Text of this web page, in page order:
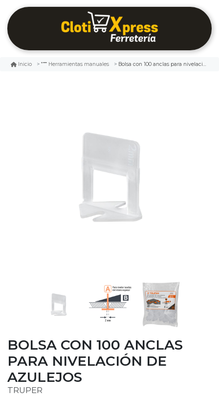
Inicio Herramientas manuales Bolsa con 100 anclas para nivelación de azulejos
BOLSA CON 100 ANCLAS
PARA NIVELACIÓN DE
AZULEJOS
TRUPER